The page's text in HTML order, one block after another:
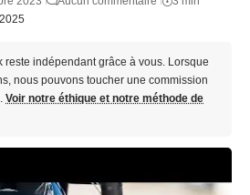
reste indépendant grâce à vous. Lorsque
nous pouvons toucher une commission
Voir notre éthique et notre méthode de